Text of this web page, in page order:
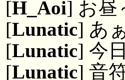
[H_Aoi] お昼
[Lunatic] あ
[Lunatic] 今
[Lunatic] 音